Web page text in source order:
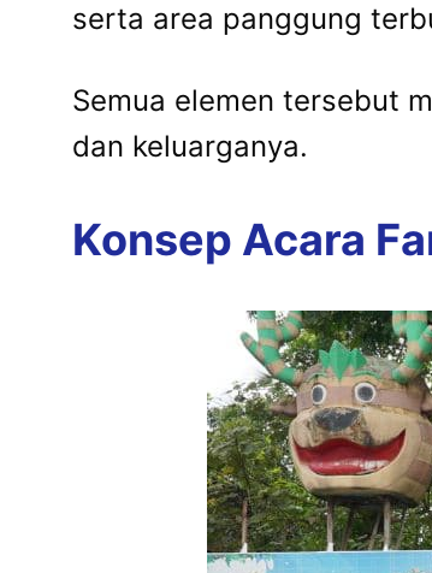
serta area panggung
Semua elemen tersebut
dan keluarganya.
Konsep Acara